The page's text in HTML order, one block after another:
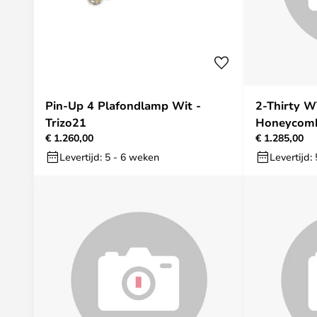
Pin-Up 4 Plafondlamp Wit -
Trizo21
€ 1.260,00
Levertijd: 5 - 6 weken
2-Thirty
€ 1.285,00
Levertijd: